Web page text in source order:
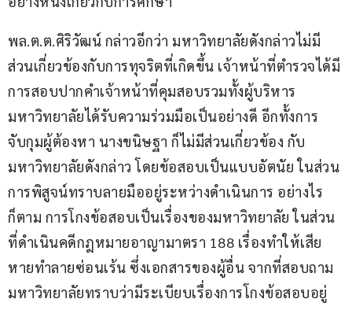
พล.ต.ต.ศิริวัฒน์ กล่าวอีกว่า มหาวิทยาลัยดังกล่าวไม่มี
ส่วนเกี่ยวข้องกับการทุจริตที่เกิดขึ้น เจ้าหน้าที่ตำรวจได้มี
การสอบปากคำเจ้าหน้าที่คุมสอบรวมทั้งผู้บริหาร
มหาวิทยาลัยได้รับความร่วมมือเป็นอย่างดี อีกทั้งการ
จับกุมผู้ต้องหา นางขนิษฐา ก็ไม่มีส่วนเกี่ยวข้อง กับ
มหาวิทยาลัยดังกล่าว โดยข้อสอบเป็นแบบอัตนัย ในส่วน
การพิสูจน์ทราบลายมืออยู่ระหว่างดำเนินการ อย่างไร
ก็ตาม การโกงข้อสอบเป็นเรื่องของมหาวิทยาลัย ในส่วน
ที่ดำเนินคดีกฎหมายอาญามาตรา 188 เรื่องทำให้เสีย
หายทำลายซ่อนเร้น ซึ่งเอกสารของผู้อื่น จากที่สอบถาม
มหาวิทยาลัยทราบว่ามีระเบียบเรื่องการโกงข้อสอบอยู่